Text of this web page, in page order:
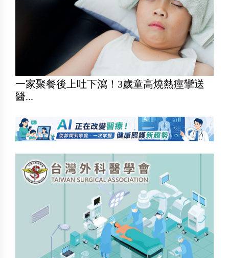
一家聚餐後上吐下瀉！3歲童高燒熱痙攣送
醫...